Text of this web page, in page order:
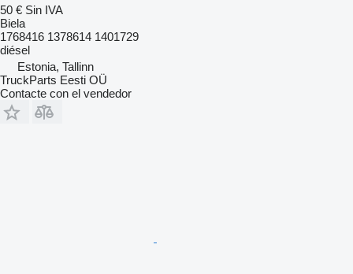
50 € Sin IVA
Biela
1768416 1378614 1401729
diésel
Estonia, Tallinn
TruckParts Eesti OÜ
Contacte con el vendedor